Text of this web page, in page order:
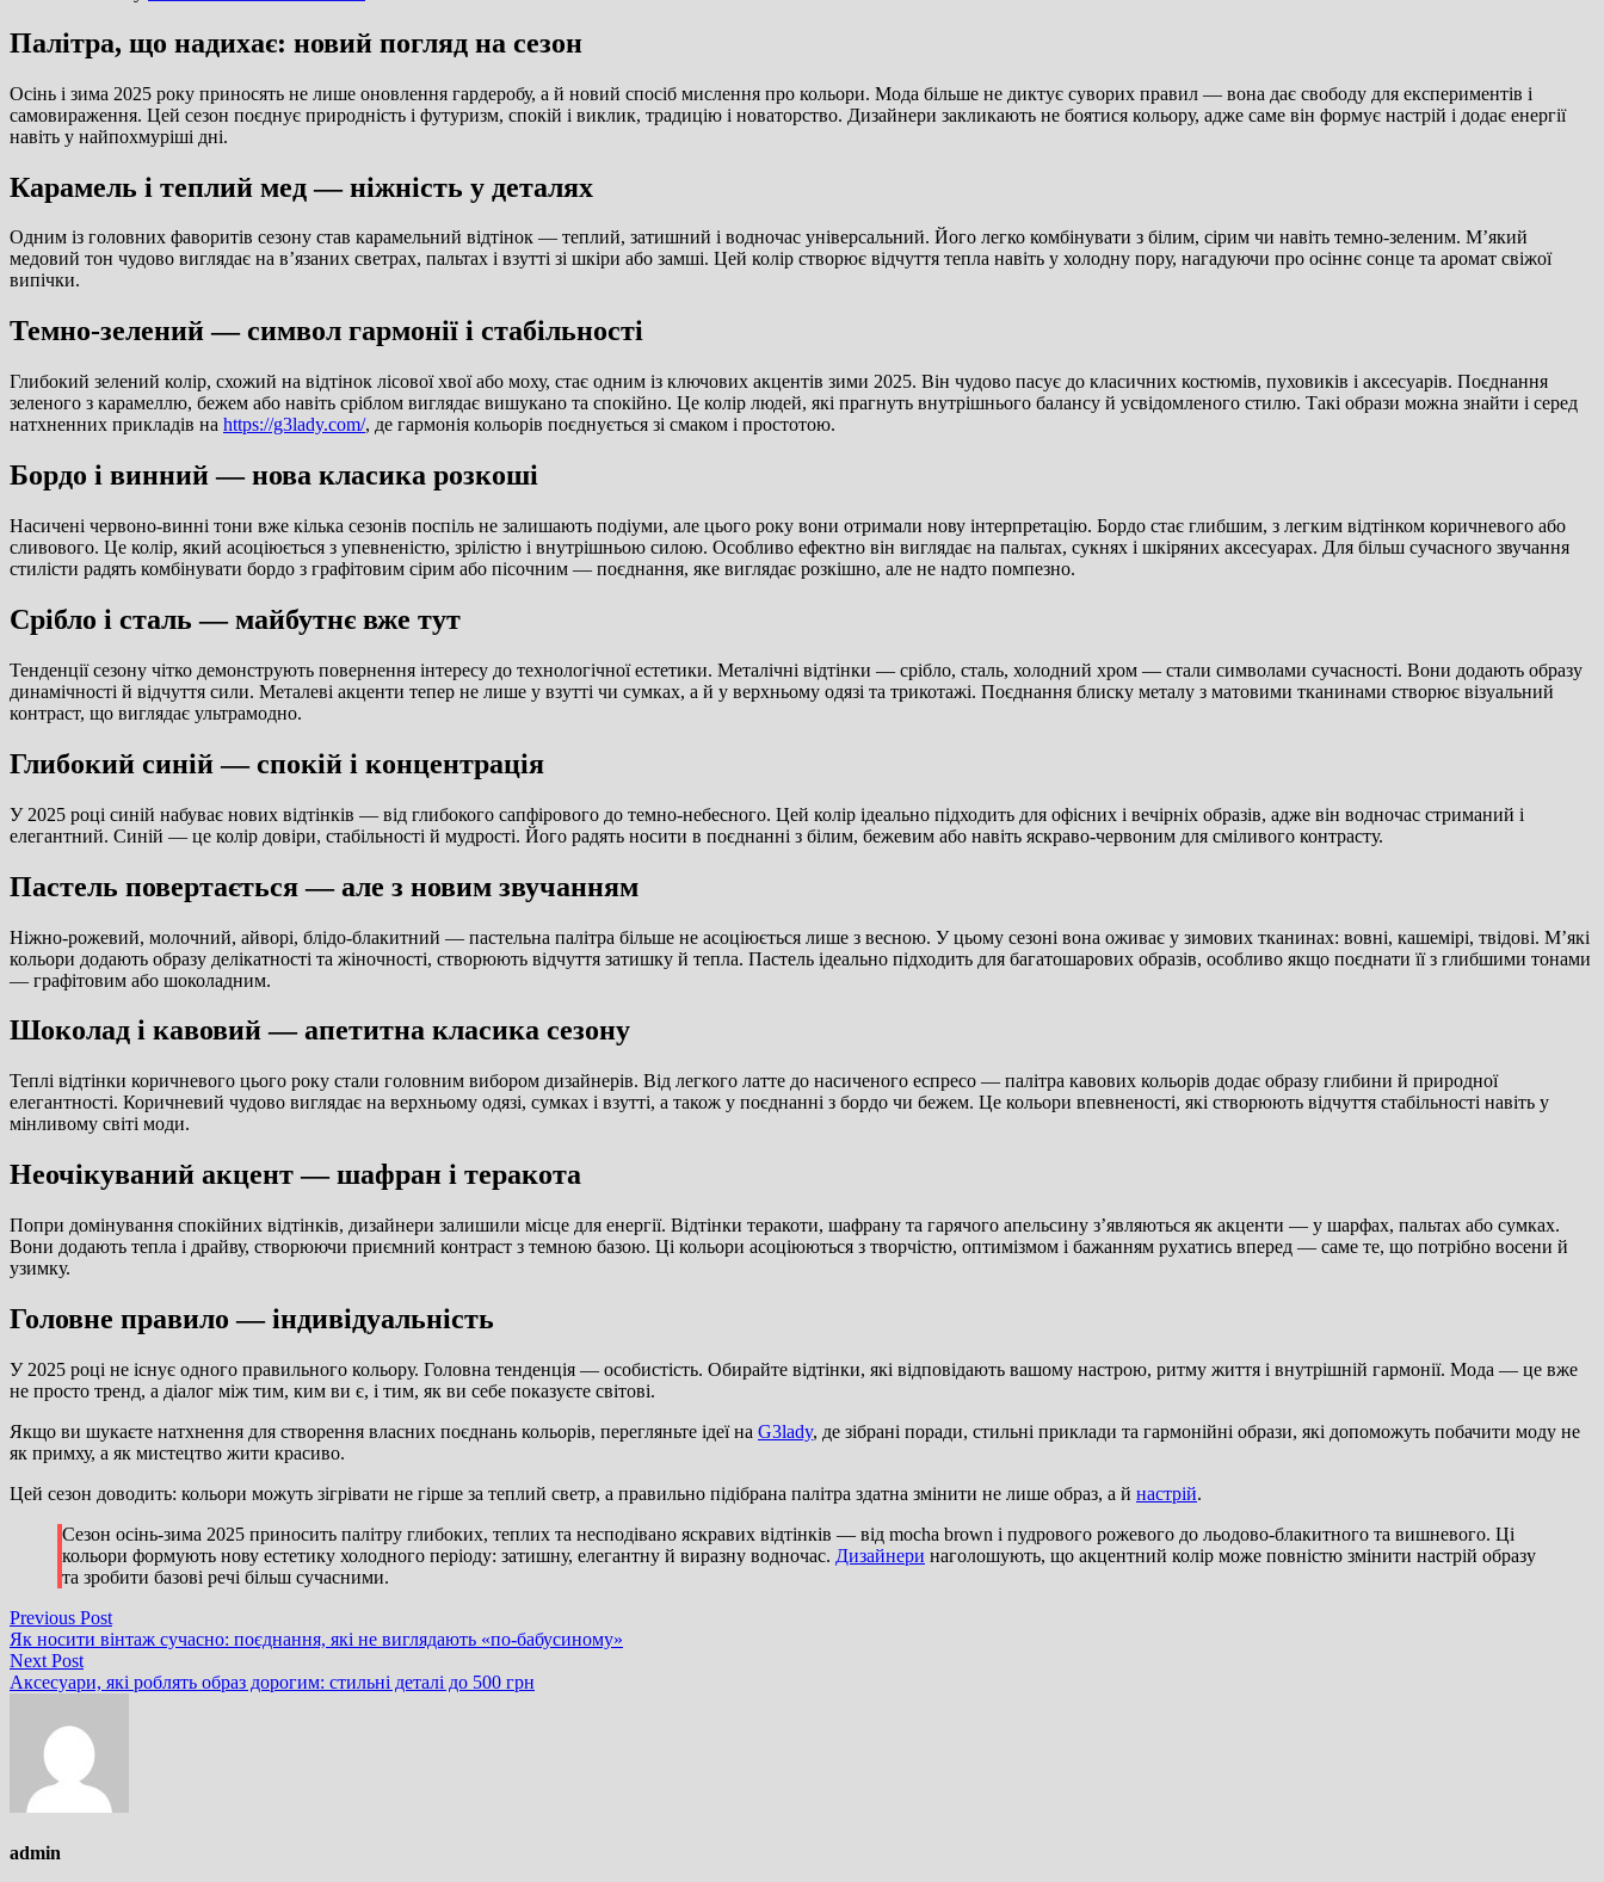
Палітра, що надихає: новий погляд на сезон
Осінь і зима 2025 року приносять не лише оновлення гардеробу, а й новий спосіб мислення про кольори. Мода більше не диктує суворих правил — вона дає свободу для експериментів і
самовираження. Цей сезон поєднує природність і футуризм, спокій і виклик, традицію і новаторство. Дизайнери закликають не боятися кольору, адже саме він формує настрій і додає енергії
навіть у найпохмуріші дні.
Карамель і теплий мед — ніжність у деталях
Одним із головних фаворитів сезону став карамельний відтінок — теплий, затишний і водночас універсальний. Його легко комбінувати з білим, сірим чи навіть темно-зеленим. М’який
медовий тон чудово виглядає на в’язаних светрах, пальтах і взутті зі шкіри або замші. Цей колір створює відчуття тепла навіть у холодну пору, нагадуючи про осіннє сонце та аромат свіжої
випічки.
Темно-зелений — символ гармонії і стабільності
Глибокий зелений колір, схожий на відтінок лісової хвої або моху, стає одним із ключових акцентів зими 2025. Він чудово пасує до класичних костюмів, пуховиків і аксесуарів. Поєднання
зеленого з карамеллю, бежем або навіть сріблом виглядає вишукано та спокійно. Це колір людей, які прагнуть внутрішнього балансу й усвідомленого стилю. Такі образи можна знайти і серед
натхненних прикладів на https://g3lady.com/, де гармонія кольорів поєднується зі смаком і простотою.
Бордо і винний — нова класика розкоші
Насичені червоно-винні тони вже кілька сезонів поспіль не залишають подіуми, але цього року вони отримали нову інтерпретацію. Бордо стає глибшим, з легким відтінком коричневого або
сливового. Це колір, який асоціюється з упевненістю, зрілістю і внутрішньою силою. Особливо ефектно він виглядає на пальтах, сукнях і шкіряних аксесуарах. Для більш сучасного звучання
стилісти радять комбінувати бордо з графітовим сірим або пісочним — поєднання, яке виглядає розкішно, але не надто помпезно.
Срібло і сталь — майбутнє вже тут
Тенденції сезону чітко демонструють повернення інтересу до технологічної естетики. Металічні відтінки — срібло, сталь, холодний хром — стали символами сучасності. Вони додають образу
динамічності й відчуття сили. Металеві акценти тепер не лише у взутті чи сумках, а й у верхньому одязі та трикотажі. Поєднання блиску металу з матовими тканинами створює візуальний
контраст, що виглядає ультрамодно.
Глибокий синій — спокій і концентрація
У 2025 році синій набуває нових відтінків — від глибокого сапфірового до темно-небесного. Цей колір ідеально підходить для офісних і вечірніх образів, адже він водночас стриманий і
елегантний. Синій — це колір довіри, стабільності й мудрості. Його радять носити в поєднанні з білим, бежевим або навіть яскраво-червоним для сміливого контрасту.
Пастель повертається — але з новим звучанням
Ніжно-рожевий, молочний, айворі, блідо-блакитний — пастельна палітра більше не асоціюється лише з весною. У цьому сезоні вона оживає у зимових тканинах: вовні, кашемірі, твідові. М’які
кольори додають образу делікатності та жіночності, створюють відчуття затишку й тепла. Пастель ідеально підходить для багатошарових образів, особливо якщо поєднати її з глибшими тонами
— графітовим або шоколадним.
Шоколад і кавовий — апетитна класика сезону
Теплі відтінки коричневого цього року стали головним вибором дизайнерів. Від легкого латте до насиченого еспресо — палітра кавових кольорів додає образу глибини й природної
елегантності. Коричневий чудово виглядає на верхньому одязі, сумках і взутті, а також у поєднанні з бордо чи бежем. Це кольори впевненості, які створюють відчуття стабільності навіть у
мінливому світі моди.
Неочікуваний акцент — шафран і теракота
Попри домінування спокійних відтінків, дизайнери залишили місце для енергії. Відтінки теракоти, шафрану та гарячого апельсину з’являються як акценти — у шарфах, пальтах або сумках.
Вони додають тепла і драйву, створюючи приємний контраст з темною базою. Ці кольори асоціюються з творчістю, оптимізмом і бажанням рухатись вперед — саме те, що потрібно восени й
узимку.
Головне правило — індивідуальність
У 2025 році не існує одного правильного кольору. Головна тенденція — особистість. Обирайте відтінки, які відповідають вашому настрою, ритму життя і внутрішній гармонії. Мода — це вже
не просто тренд, а діалог між тим, ким ви є, і тим, як ви себе показуєте світові.
Якщо ви шукаєте натхнення для створення власних поєднань кольорів, перегляньте ідеї на G3lady, де зібрані поради, стильні приклади та гармонійні образи, які допоможуть побачити моду не
як примху, а як мистецтво жити красиво.
Цей сезон доводить: кольори можуть зігрівати не гірше за теплий светр, а правильно підібрана палітра здатна змінити не лише образ, а й настрій.
Сезон осінь-зима 2025 приносить палітру глибоких, теплих та несподівано яскравих відтінків — від mocha brown і пудрового рожевого до льодово-блакитного та вишневого. Ці
кольори формують нову естетику холодного періоду: затишну, елегантну й виразну водночас. Дизайнери наголошують, що акцентний колір може повністю змінити настрій образу
та зробити базові речі більш сучасними.
Навігація
записів
Previous PostPrevious
post:
Як носити вінтаж сучасно: поєднання, які не виглядають «по-бабусиному»
Next PostNext
post:
Аксесуари, які роблять образ дорогим: стильні деталі до 500 грн
admin